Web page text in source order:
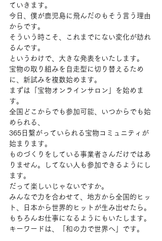
ていきます。
今日、僕が鹿児島に飛んだのもそう言う理由
からです。
そういう時こそ、これまでにない変化が訪れ
るんです。
というわけで、大きな発表をいたします。
宝物の取り組みを自走型に切り替えるため
に、新試みを複数始めます。
まずは「宝物オンラインサロン」を始めま
す。
全国どこからでも参加可能、いつからでも始
められる、
365日繋がっていられる宝物コミュニティが
始まります。
ものづくりをしている事業者さんだけではあ
りません。してない人も参加できるようにし
ます。
だって楽しいじゃないですか。
みんなで力を合わせて、地方から全国的ヒッ
ト、日本から世界的ヒットが生み出せたら。
もちろんお仕事になるようにもいたします。
キーワードは、「和の力で世界へ」です。